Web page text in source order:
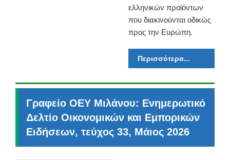
ελληνικών προϊόντων
που διακινούνται οδικώς
προς την Ευρώπη.
Περισσότερα...
Γραφείο ΟΕΥ Μιλάνου: Ενημερωτικό
Δελτίο Οικονομικών και Εμπορικών
Ειδήσεων, τεύχος 33, Μάιος 2026